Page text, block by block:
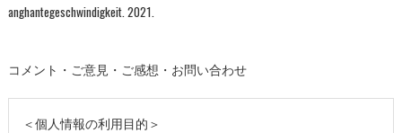
anghantegeschwindigkeit. 2021.
コメント・ご意見・ご感想・お問い合わせ
＜個人情報の利用目的＞